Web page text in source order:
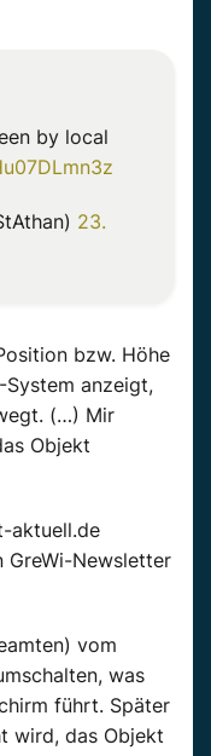
by local
23.
bzw. Höhe
System anzeigt,
(…) Mir
Objekt
aktuell.de
GreWi-Newsletter
vom
was
führt. Später
wird, das Objekt